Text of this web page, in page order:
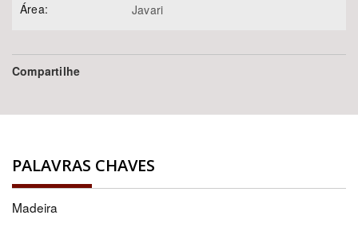
Área: Javari
Compartilhe
PALAVRAS CHAVES
Madeira